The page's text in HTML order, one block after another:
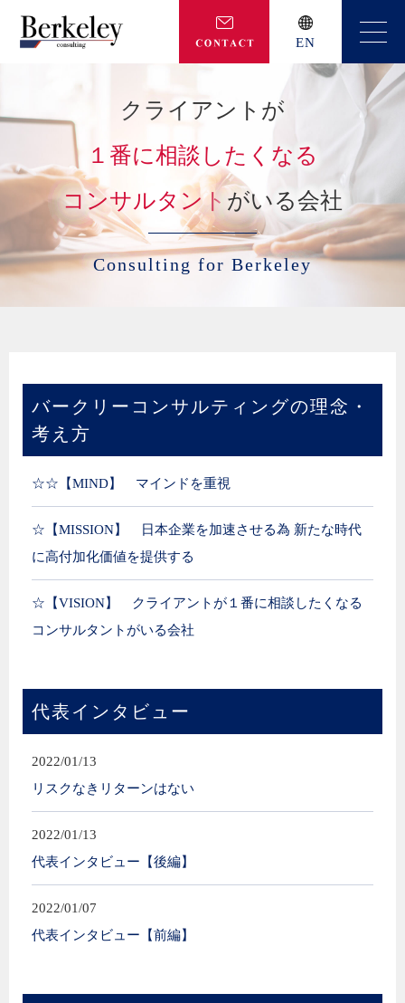
EN
クライアントが
１番に相談したくなる
コンサルタント がいる会社
Consulting for Berkeley
バークリーコンサルティングの理念・
考え方
☆☆【MIND】 マインドを重視
☆【MISSION】 日本企業を加速させる為 新たな時代
に高付加化価値を提供する
☆【VISION】 クライアントが１番に相談したくなる
コンサルタントがいる会社
代表インタビュー
2022/01/13
リスクなきリターンはない
2022/01/13
代表インタビュー【後編】
2022/01/07
代表インタビュー【前編】